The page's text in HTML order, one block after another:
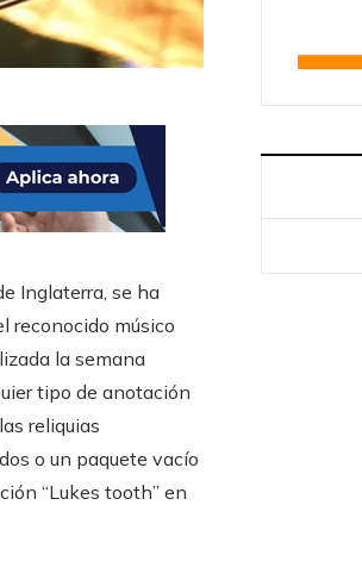
Inglaterra, se ha
reconocido músico
la semana
tipo de anotación
reliquias
o un paquete vacío
“Lukes tooth” en